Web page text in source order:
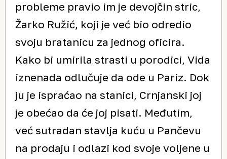
probleme pravio im je devojčin stric,
Žarko Ružić, koji je već bio odredio
svoju bratanicu za jednog oficira.
Kako bi umirila strasti u porodici, Vida
iznenada odlučuje da ode u Pariz. Dok
ju je ispraćao na stanici, Crnjanski joj
je obećao da će joj pisati. Međutim,
već sutradan stavlja kuću u Pančevu
na prodaju i odlazi kod svoje voljene u